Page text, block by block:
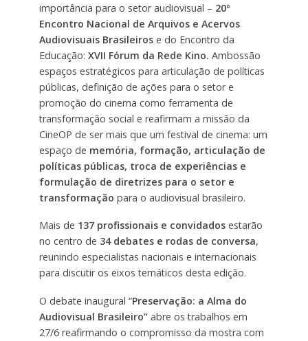
importância para o setor audiovisual – 20º
Encontro Nacional de Arquivos e Acervos
Audiovisuais Brasileirose do Encontro da
Educação: XVII Fórum da Rede Kino. Ambossão
espaços estratégicos para articulação de políticas
públicas, definição de ações para o setor e
promoção do cinema como ferramenta de
transformação social e reafirmam a missão da
CineOP de ser mais que um festival de cinema: um
espaço de memória, formação, articulação de
políticas públicas, troca de experiências e
formulação de diretrizes para o setor e
transformação para o audiovisual brasileiro.
Mais de 137 profissionais e convidadosestarão
no centro de 34 debates e rodas de conversa,
reunindo especialistas nacionais e internacionais
para discutir os eixos temáticos desta edição.
O debate inaugural “Preservação: a Alma do
Audiovisual Brasileiro”abre os trabalhos em
27/6 reafirmando o compromisso da mostra com